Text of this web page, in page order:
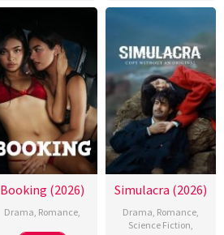
Booking (2026)
Drama Romance,
Simulacra (2026)
Drama Romance,
Science Fiction